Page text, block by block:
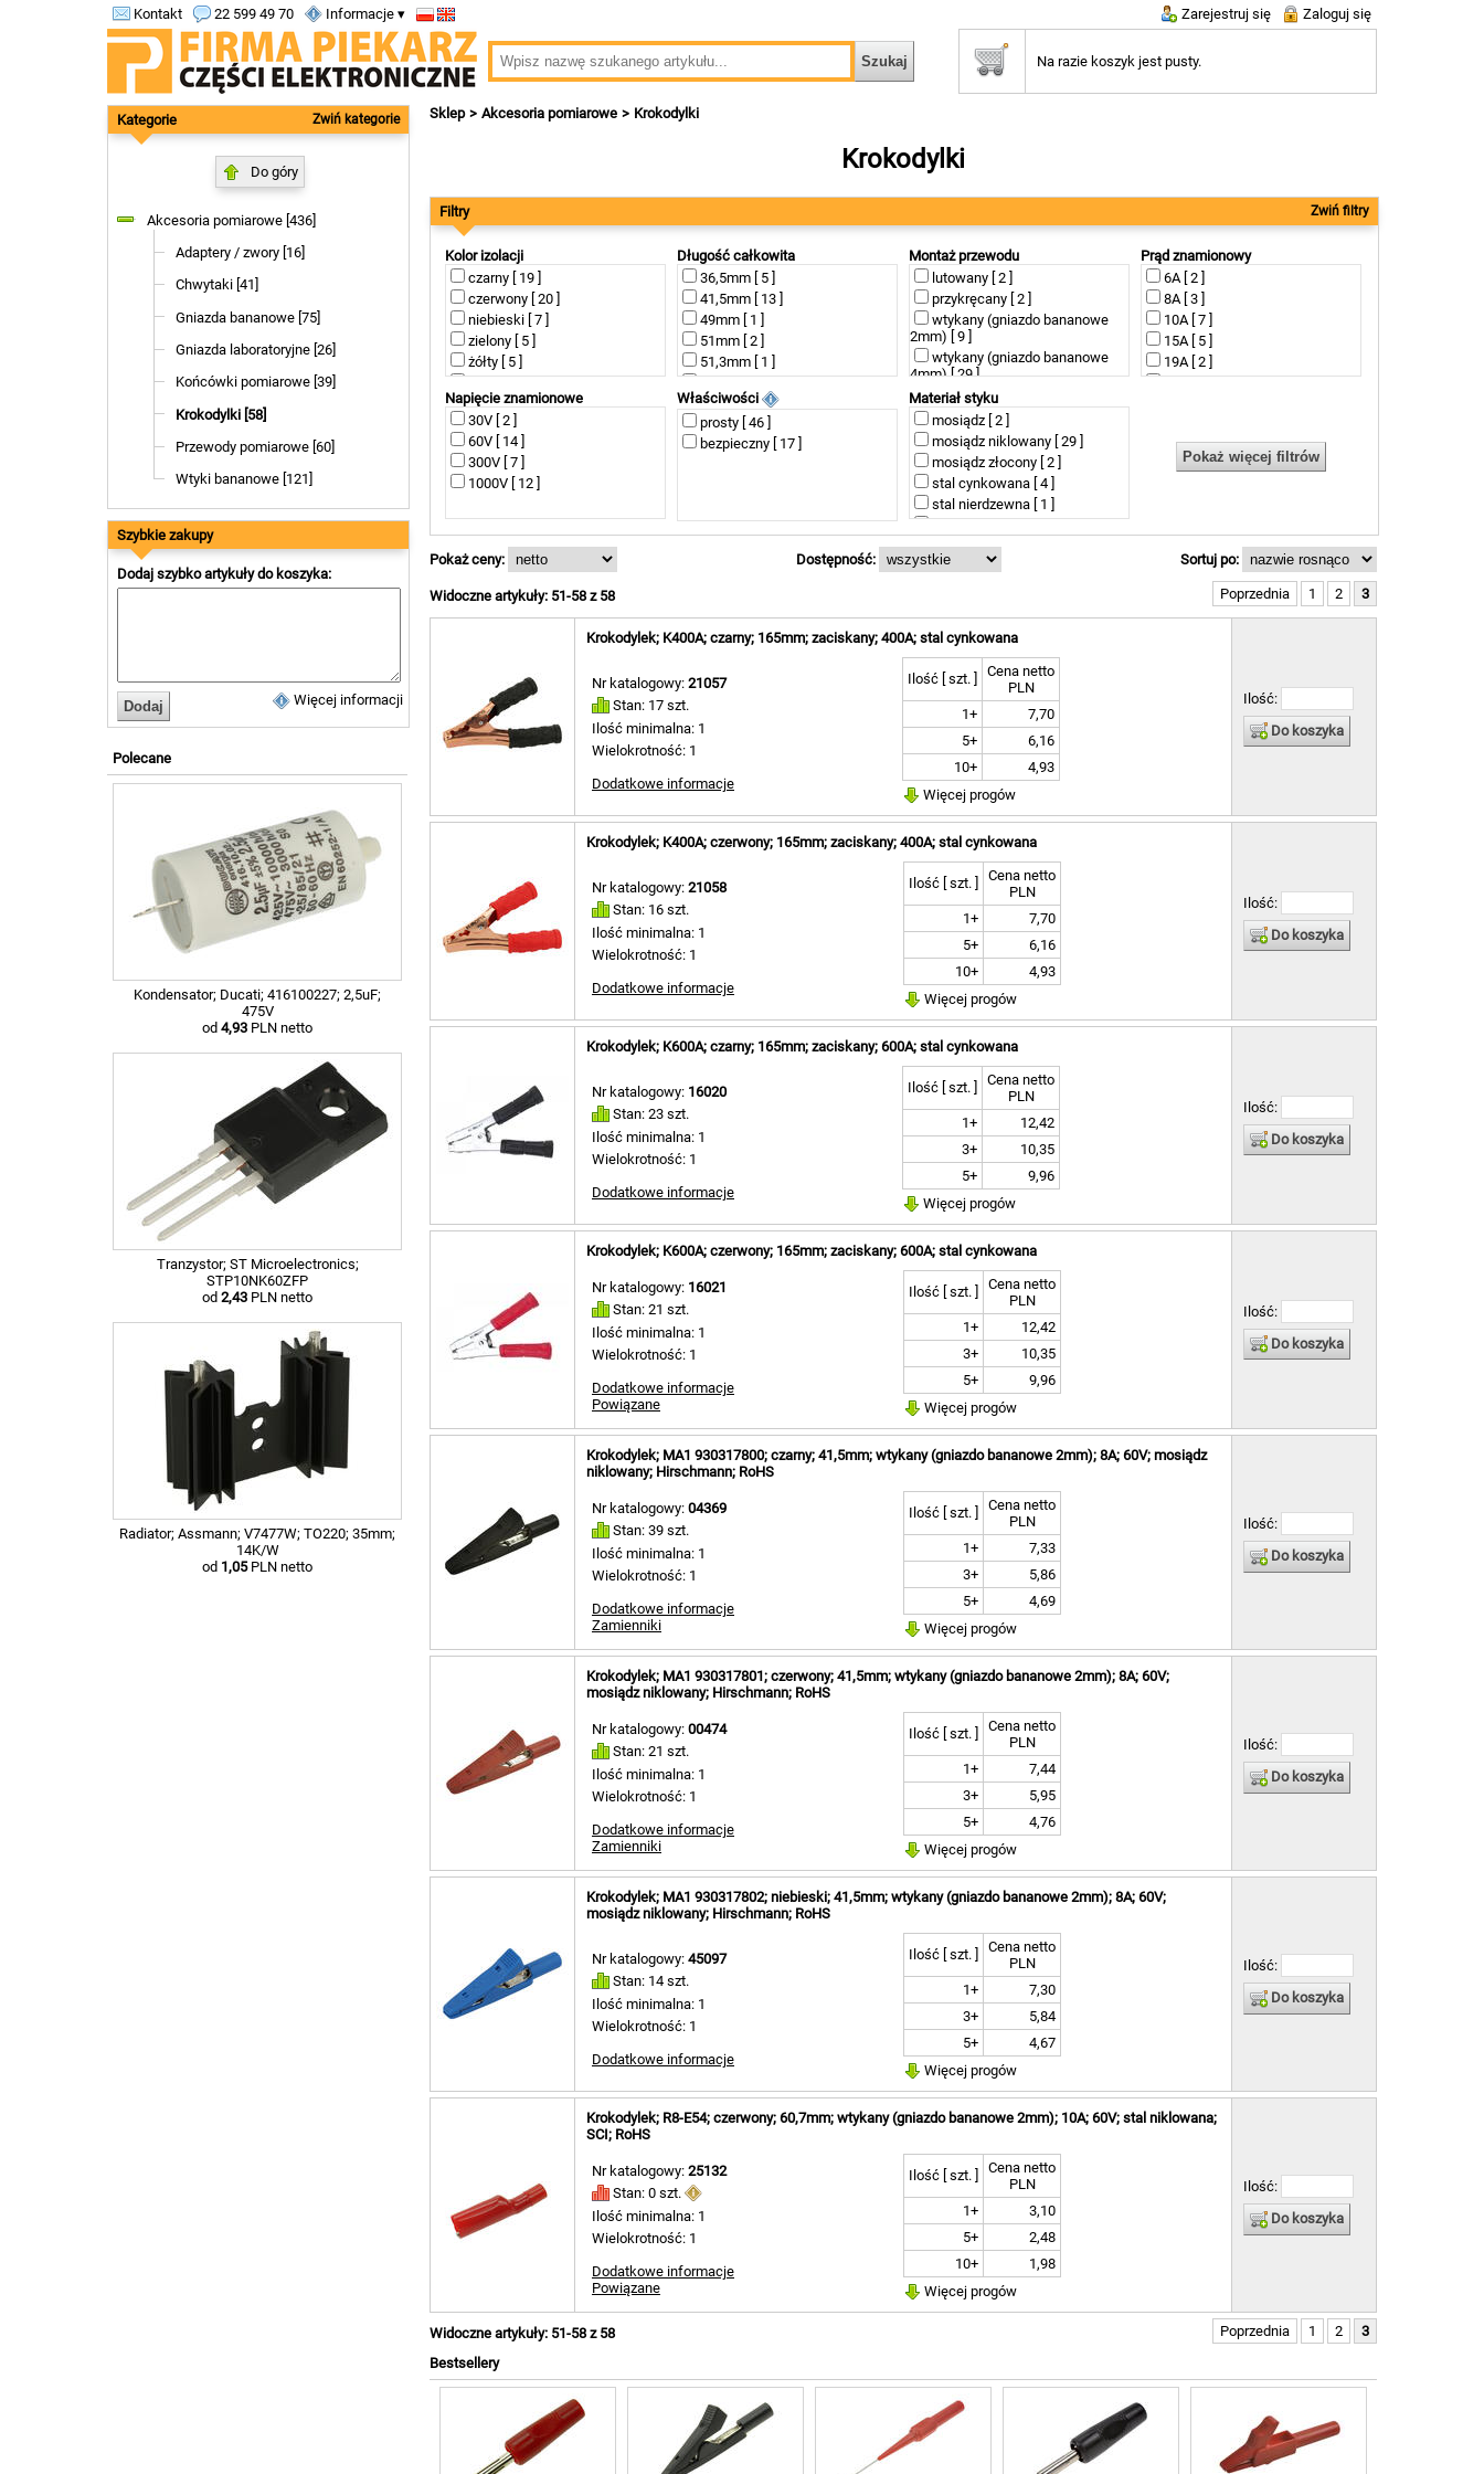
Kontakt 22 599 49 70 Informacje ▾ Zarejestruj się Zaloguj się
Na razie koszyk jest pusty.
Kategorie Zwiń kategorie
Do góry
Akcesoria pomiarowe [436]
Adaptery / zwory [16]
Chwytaki [41]
Gniazda bananowe [75]
Gniazda laboratoryjne [26]
Końcówki pomiarowe [39]
Krokodylki [58]
Przewody pomiarowe [60]
Wtyki bananowe [121]
Szybkie zakupy
Dodaj szybko artykuły do koszyka:
Więcej informacji
Polecane
Kondensator; Ducati; 416100227; 2,5uF;
475V
od 4,93 PLN netto
Tranzystor; ST Microelectronics;
STP10NK60ZFP
od 2,43 PLN netto
Radiator; Assmann; V7477W; TO220; 35mm;
14K/W
od 1,05PLN netto
Sklep Akcesoria pomiarowe Krokodylki
Krokodylki
Filtry Zwiń filtry
Kolor izolacji
czarny [ 19 ]
czerwony [ 20 ]
niebieski [ 7 ]
zielony [ 5 ]
żółty [ 5 ]
Długość całkowita
36,5mm [ 5 ]
41,5mm [ 13 ]
49mm [ 1 ]
51mm [ 2 ]
51,3mm [ 1 ]
53,5mm [ 2 ]
54mm [ 2 ]
56mm [ 5 ]
98mm [ 2 ]
101,5mm [ 2 ]
Montaż przewodu
lutowany [ 2 ]
przykręcany [ 2 ]
wtykany (gniazdo bananowe
2mm) [ 9 ]
wtykany (gniazdo bananowe
4mm) [ 29 ]
zaciskany [ 18 ]
Prąd znamionowy
6A [ 2 ]
8A [ 3 ]
10A [ 7 ]
15A [ 5 ]
19A [ 2 ]
400A [ 2 ]
600A [ 2 ]
Napięcie znamionowe
30V [ 2 ]
60V [ 14 ]
300V [ 7 ]
1000V [ 12 ]
Właściwości
prosty [ 46 ]
bezpieczny [ 17 ]
Materiał styku
mosiądz [ 2 ]
mosiądz niklowany [ 29 ]
mosiądz złocony [ 2 ]
stal cynkowana [ 4 ]
stal nierdzewna [ 1 ]
Pokaż ceny: Dostępność: Sortuj po:
Widoczne artykuły: 51-58 z 58 Poprzednia 1 2 3
Krokodylek; K400A; czarny; 165mm; zaciskany; 400A; stal cynkowana
Nr katalogowy: 21057
Stan: 17 szt.
Ilość minimalna: 1
Wielokrotność: 1
Dodatkowe informacje
Ilość [ szt. ]
Cena netto
PLN
1+
7,70
5+
6,16
10+
4,93
Więcej progów
Ilość:
Do koszyka
Krokodylek; K400A; czerwony; 165mm; zaciskany; 400A; stal cynkowana
Nr katalogowy: 21058
Stan: 16 szt.
Ilość minimalna: 1
Wielokrotność: 1
Dodatkowe informacje
Ilość [ szt. ]
Cena netto
PLN
1+
7,70
5+
6,16
10+
4,93
Więcej progów
Ilość:
Do koszyka
Krokodylek; K600A; czarny; 165mm; zaciskany; 600A; stal cynkowana
Nr katalogowy: 16020
Stan: 23 szt.
Ilość minimalna: 1
Wielokrotność: 1
Dodatkowe informacje
Ilość [ szt. ]
Cena netto
PLN
1+
12,42
3+
10,35
5+
9,96
Więcej progów
Ilość:
Do koszyka
Krokodylek; K600A; czerwony; 165mm; zaciskany; 600A; stal cynkowana
Nr katalogowy: 16021
Stan: 21 szt.
Ilość minimalna: 1
Wielokrotność: 1
Dodatkowe informacje
Powiązane
Ilość [ szt. ]
Cena netto
PLN
1+
12,42
3+
10,35
5+
9,96
Więcej progów
Ilość:
Do koszyka
Krokodylek; MA1 930317800; czarny; 41,5mm; wtykany (gniazdo bananowe 2mm); 8A; 60V; mosiądz
niklowany; Hirschmann; RoHS
Nr katalogowy: 04369
Stan: 39 szt.
Ilość minimalna: 1
Wielokrotność: 1
Dodatkowe informacje
Zamienniki
Ilość [ szt. ]
Cena netto
PLN
1+
7,33
3+
5,86
5+
4,69
Więcej progów
Ilość:
Do koszyka
Krokodylek; MA1 930317801; czerwony; 41,5mm; wtykany (gniazdo bananowe 2mm); 8A; 60V;
mosiądz niklowany; Hirschmann; RoHS
Nr katalogowy: 00474
Stan: 21 szt.
Ilość minimalna: 1
Wielokrotność: 1
Dodatkowe informacje
Zamienniki
Ilość [ szt. ]
Cena netto
PLN
1+
7,44
3+
5,95
5+
4,76
Więcej progów
Ilość:
Do koszyka
Krokodylek; MA1 930317802; niebieski; 41,5mm; wtykany (gniazdo bananowe 2mm); 8A; 60V;
mosiądz niklowany; Hirschmann; RoHS
Nr katalogowy: 45097
Stan: 14 szt.
Ilość minimalna: 1
Wielokrotność: 1
Dodatkowe informacje
Ilość [ szt. ]
Cena netto
PLN
1+
7,30
3+
5,84
5+
4,67
Więcej progów
Ilość:
Do koszyka
Krokodylek; R8-E54; czerwony; 60,7mm; wtykany (gniazdo bananowe 2mm); 10A; 60V; stal niklowana;
SCI; RoHS
Nr katalogowy: 25132
Stan: 0 szt.
Ilość minimalna: 1
Wielokrotność: 1
Dodatkowe informacje
Powiązane
Ilość [ szt. ]
Cena netto
PLN
1+
3,10
5+
2,48
10+
1,98
Więcej progów
Ilość:
Do koszyka
Widoczne artykuły: 51-58 z 58 Poprzednia 1 2
3
Bestsellery